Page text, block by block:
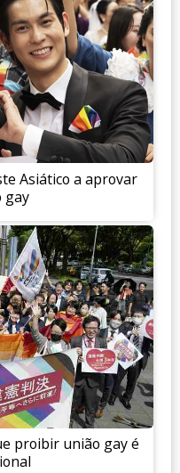
Asiático a aprovar
gay
proibir união gay é